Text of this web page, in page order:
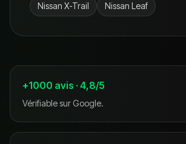
Nissan X-Trail Nissan Leaf
+1000 avis · 4,8/5
Vérifiable sur Google.